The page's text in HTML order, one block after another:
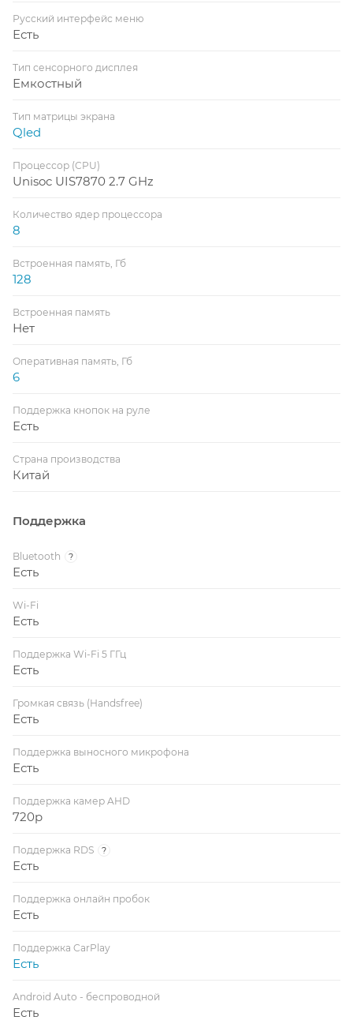
Русский интерфейс меню
Есть
Тип сенсорного дисплея
Емкостный
Тип матрицы экрана
Qled
Процессор (CPU)
Unisoc UIS7870 2.7 GHz
Количество ядер процессора
8
Встроенная память, Гб
128
Встроенная память
Нет
Оперативная память, Гб
6
Поддержка кнопок на руле
Есть
Страна производства
Китай
Поддержка
Bluetooth ?
Есть
Wi-Fi
Есть
Поддержка Wi-Fi 5 ГГц
Есть
Громкая связь (Handsfree)
Есть
Поддержка выносного микрофона
Есть
Поддержка камер AHD
720p
Поддержка RDS ?
Есть
Поддержка онлайн пробок
Есть
Поддержка CarPlay
Есть
Android Auto - беспроводной
Есть